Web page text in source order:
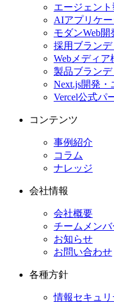
エージェン
AIアプリケ
モダンWeb開
採用ブラン
Webメディア
製品ブラン
Next.js開発
Vercel公式パ
コンテンツ
事例紹介
コラム
ナレッジ
会社情報
会社概要
チームメンバ
お知らせ
お問い合わせ
各種方針
情報セキュ